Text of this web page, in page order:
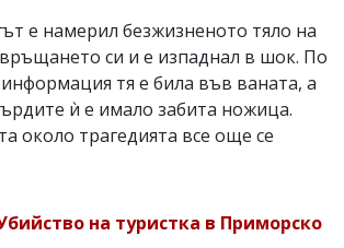
е намерил безжизненото тяло на
си и е изпаднал в шок. По
тя е била във ваната, а
ѝ е имало забита ножица.
около трагедията все още се
на туристка в Приморско